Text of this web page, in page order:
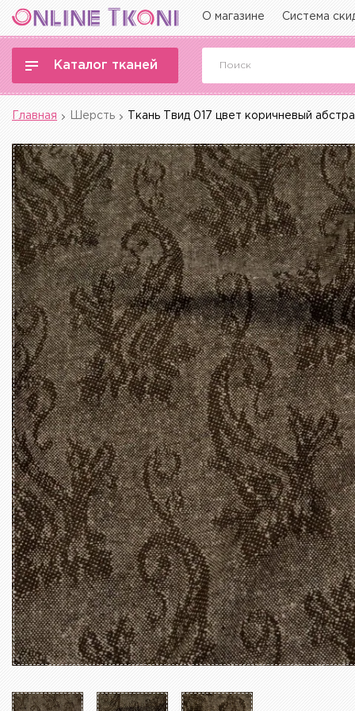
О магазине Система
Каталог тканей
Главная Шерсть Ткань Твид 017 цвет коричневый